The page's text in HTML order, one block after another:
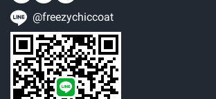
@freezychiccoat